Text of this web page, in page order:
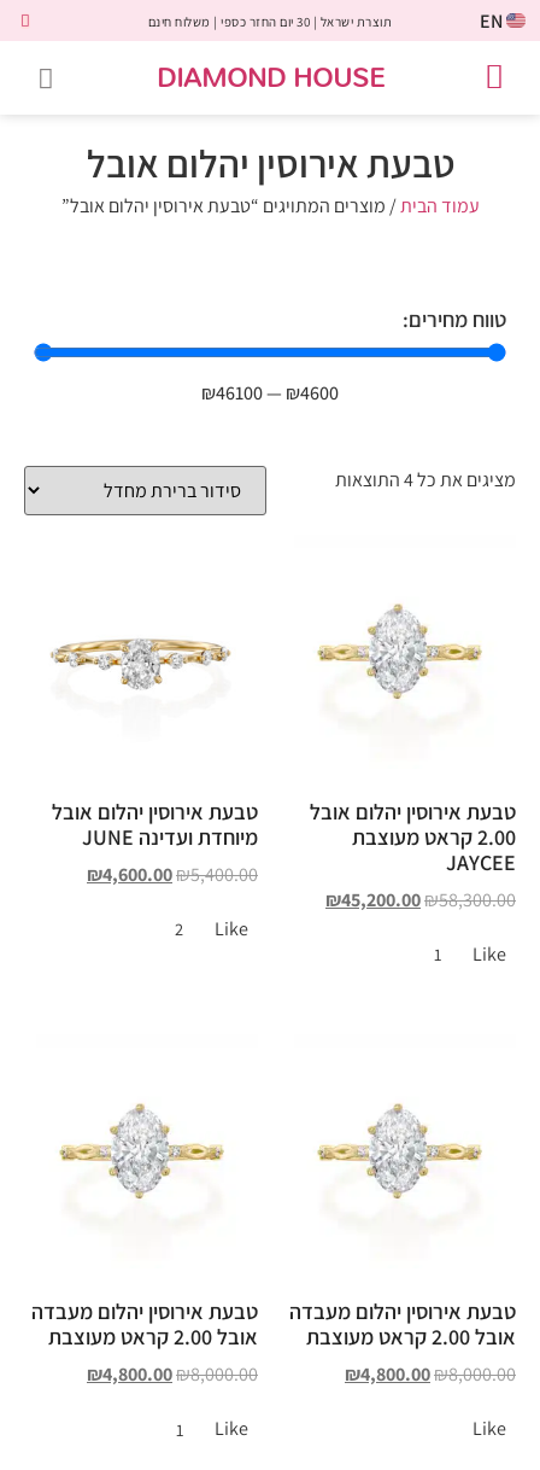
EN תוצרת ישראל | 30 יום החזר כספי | משלוח חינם
DIAMOND HOUSE
טבעת אירוסין יהלום אובל
עמוד הבית/ מוצרים המתויגים “טבעת אירוסין יהלום אובל”
טווח מחירים:
₪4600
—
₪46100
מציגים את כל ⁦4⁩ התוצאות
טבעת אירוסין יהלום אובל
2.00 קראט מעוצבת
JAYCEE
₪58,300.00
₪45,200.00
Like
1
טבעת אירוסין יהלום אובל
מיוחדת ועדינה JUNE
₪5,400.00
₪4,600.00
Like
2
טבעת אירוסין יהלום מעבדה
אובל 2.00 קראט מעוצבת
₪8,000.00
₪4,800.00
Like
טבעת אירוסין יהלום מעבדה
אובל 2.00 קראט מעוצבת
₪8,000.00
₪4,800.00
Like
1